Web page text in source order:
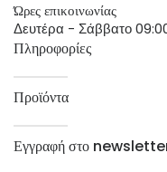
Ώρες επικοινωνίας
Δευτέρα - Σάββατο
Πληροφορίες
Προϊόντα
Εγγραφή στο